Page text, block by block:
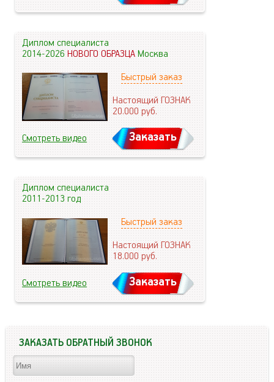
Диплом специалиста
2014-2026НОВОГО ОБРАЗЦАМосква
Быстрый заказ
Настоящий ГОЗНАК
20.000руб.
Смотреть видео Заказать
Диплом специалиста
2011-2013 год
Быстрый заказ
Настоящий ГОЗНАК
18.000руб.
Смотреть видео Заказать
ЗАКАЗАТЬ ОБРАТНЫЙ ЗВОНОК